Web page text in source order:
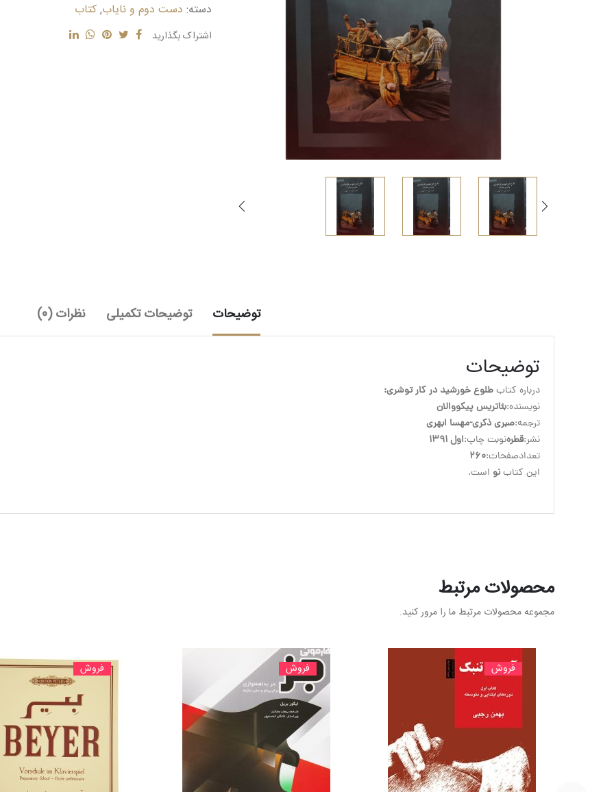
دسته: دست دوم و نایاب,کتاب
اشتراک بگذارید
توضیحات توضیحات تکمیلی نظرات (0)
توضیحات
درباره کتاب طلوع خورشید در کار توشری:
نویسنده:بئاتریس پیکووالان
ترجمه:صبری ذکری-مهسا ابهری
نشر:قطره نوبت چاپ:اول 1391
تعدادصفحات:260
این کتاب نو است.
محصولات مرتبط
مجموعه محصولات مرتبط ما را مرور کنید.
فروش فروش فروش